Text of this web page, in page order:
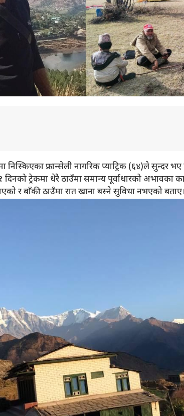
निस्किएका फ्रान्सेली नागरिक प्याट्रिक (६४)ले सुन्दर
दिनको ट्रेकमा धेरै ठाउँमा समान्य पूर्वाधारको
पाएको र बाँकी ठाउँमा रात खाना बस्ने सुविधा नभएको बताए।